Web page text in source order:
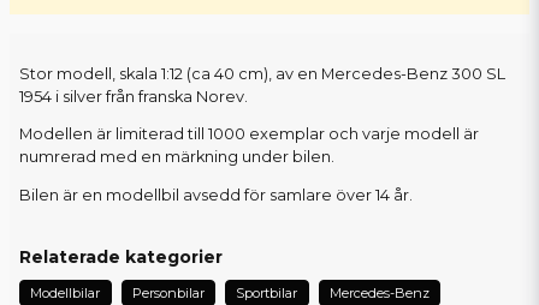
Stor modell, skala 1:12 (ca 40 cm), av en Mercedes-Benz 300 SL
1954 i silver från franska Norev.
Modellen är limiterad till 1000 exemplar och varje modell är
numrerad med en märkning under bilen.
Bilen är en modellbil avsedd för samlare över 14 år.
Relaterade kategorier
Modellbilar Personbilar Sportbilar Mercedes-Benz